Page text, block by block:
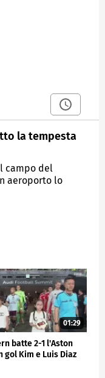
la tempesta
campo del
aeroporto lo
di neve
01:29
batte 2-1 l'Aston
gol Kim e Luis Diaz